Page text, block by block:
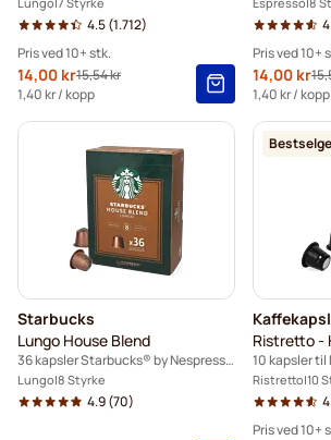
4.5(1.712)
Pris ved 10+ stk.
Spesialpris
14,00 krVanlig pris
15,54 kr
1,40 kr/ kopp
kr 15,54
5+ =kr 14,70
10+ =
Pris ved 10+
14,00 kr
1,40 kr/ kopp
Starbucks
Lungo House Blend
36 kapsler Starbucks® by Nespresso®
Lungo 8 Styrke
4.9(70)
Ristretto -
10 kapsler til
Ristretto 10
Pris ved 10+